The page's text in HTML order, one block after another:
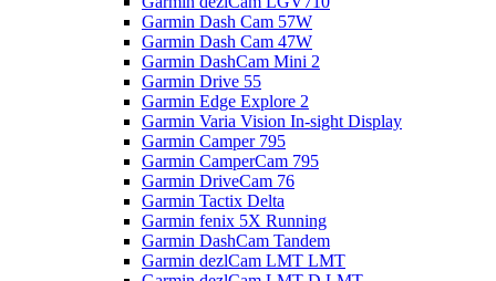
Garmin Dash Cam 57W
Garmin Dash Cam 47W
Garmin DashCam Mini 2
Garmin Drive 55
Garmin Edge Explore 2
Garmin Varia Vision In-sight Display
Garmin Camper 795
Garmin CamperCam 795
Garmin DriveCam 76
Garmin Tactix Delta
Garmin fenix 5X Running
Garmin DashCam Tandem
Garmin dezlCam LMT LMT